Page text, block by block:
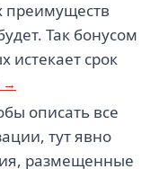
преимуществ
Так бонусом
истекает срок
→
описать все
тут явно
размещенные